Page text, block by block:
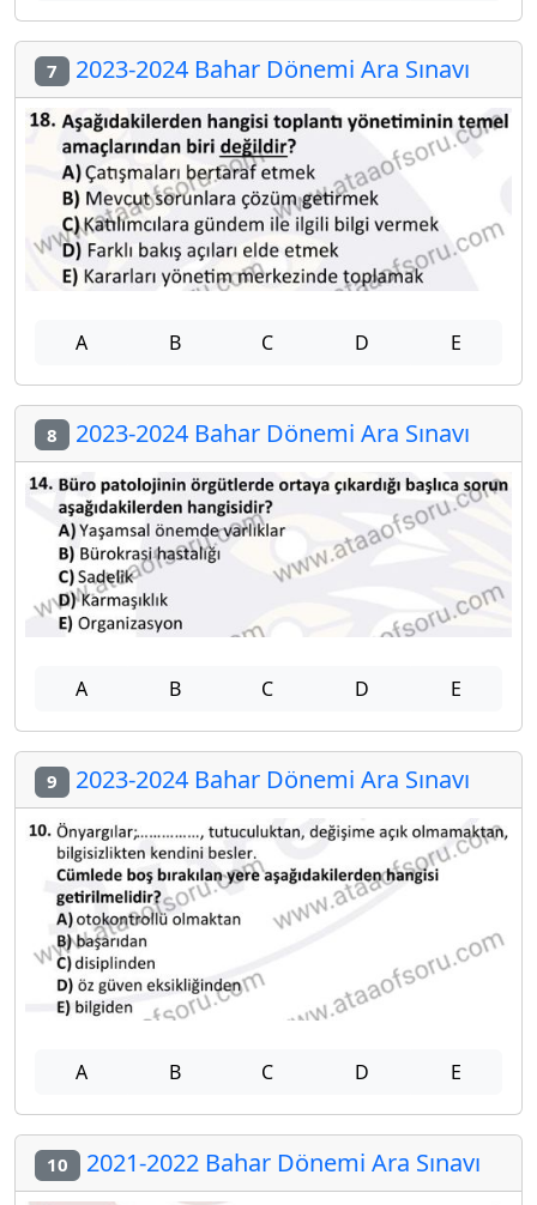
7 2023-2024 Bahar Dönemi Ara Sınavı
A B C D E
8 2023-2024 Bahar Dönemi Ara Sınavı
A B C D E
9 2023-2024 Bahar Dönemi Ara Sınavı
A B C D E
10 2021-2022 Bahar Dönemi Ara Sınavı